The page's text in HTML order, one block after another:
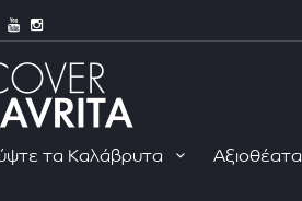
τα Καλάβρυτα Αξιοθέατα